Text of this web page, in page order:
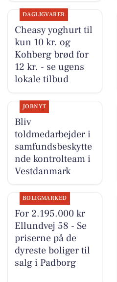
DAGLIGVARER
Cheasy yoghurt til
kun 10 kr. og
Kohberg brød for
12 kr. - se ugens
lokale tilbud
JOBNYT
Bliv
toldmedarbejder i
samfundsbeskytte
nde kontrolteam i
Vestdanmark
BOLIGMARKED
For 2.195.000 kr
Ellundvej 58 - Se
priserne på de
dyreste boliger til
salg i Padborg